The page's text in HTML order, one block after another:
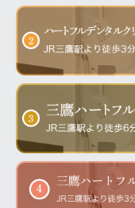
夏の
毎年こ
方か
だきま
した
院の雰
てい
2026
ング
は？
従来
て注
グ（
でし